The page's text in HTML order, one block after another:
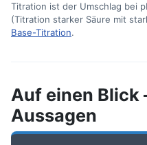
Titration ist der Umschlag bei
(Titration starker Säure mit
Base-Titration.
Auf einen Blick
Aussagen